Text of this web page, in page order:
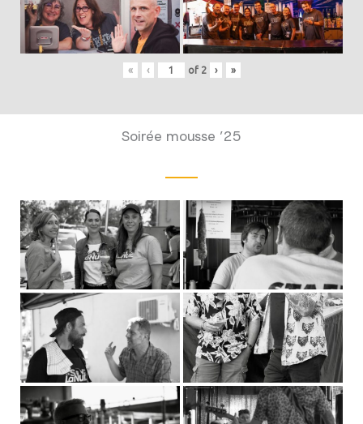
« ‹ of 2 › »
Soirée mousse ’25